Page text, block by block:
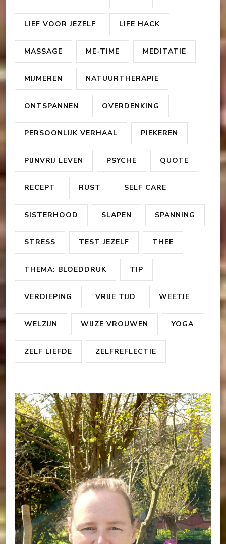
LIEF VOOR JEZELF LIFE HACK
MASSAGE ME-TIME MEDITATIE
MIJMEREN NATUURTHERAPIE
ONTSPANNEN OVERDENKING
PERSOONLIJK VERHAAL PIEKEREN
PIJNVRIJ LEVEN PSYCHE QUOTE
RECEPT RUST SELF CARE
SISTERHOOD SLAPEN SPANNING
STRESS TEST JEZELF THEE
THEMA: BLOEDDRUK TIP
VERDIEPING VRIJE TIJD WEETJE
WELZIJN WIJZE VROUWEN YOGA
ZELF LIEFDE ZELFREFLECTIE